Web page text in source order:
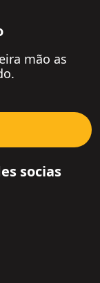
mão as
socias